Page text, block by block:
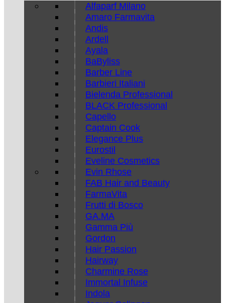
Alfaparf Milano
Amaro Farmavita
Andis
Ardell
Ayala
BaByliss
Barber Line
Barbieri Italiani
Bielenda Professional
BLACK Professional
Capello
Captain Cook
Elegance Plus
Eurostil
Eveline Cosmetics
Evin Rhose
FAB Hair and Beauty
FarmaVita
Frutti di Bosco
GA.MA
Gamma Più
Gordon
Hair Passion
Hairway
Charmine Rose
Immortal Infuse
Indola